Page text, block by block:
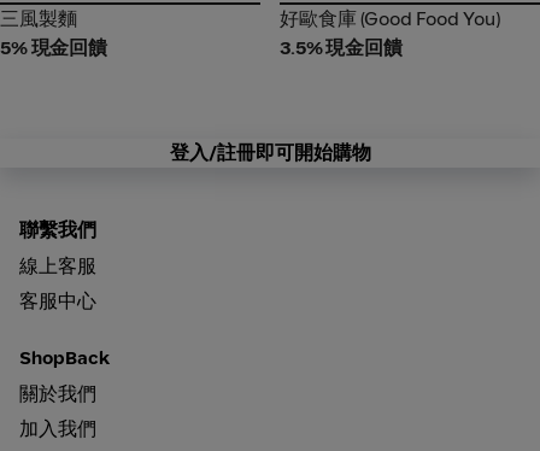
三風製麵
三風製麵
5% 現金回饋
好歐食庫 (Good Food You)
好歐食庫 (Good Food You)
3.5% 現金回饋
登入/註冊即可開始購物
聯繫我們
線上客服
客服中心
ShopBack
關於我們
加入我們